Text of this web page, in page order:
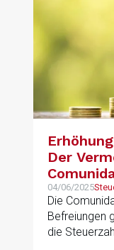
Der
04/06/2025
Die
Befreiungen
die